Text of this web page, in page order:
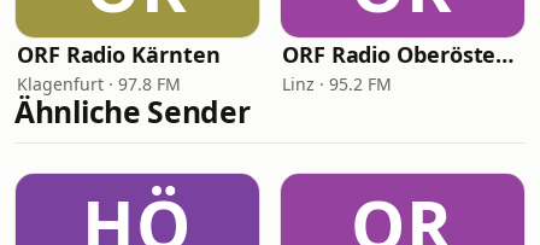
ORF Radio Kärnten
Klagenfurt · 97.8 FM
ORF Radio Oberösterreich
Linz · 95.2 FM
Ähnliche Sender
HÖ OR